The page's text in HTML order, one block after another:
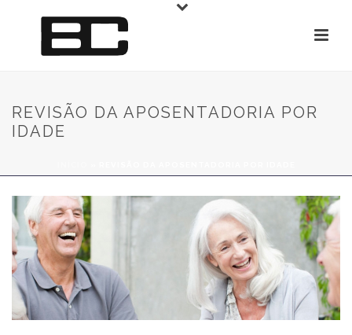
REVISÃO DA APOSENTADORIA POR
IDADE